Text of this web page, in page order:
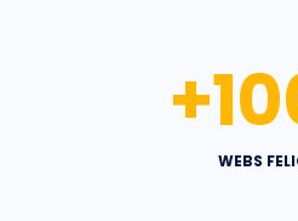
WEBS
+